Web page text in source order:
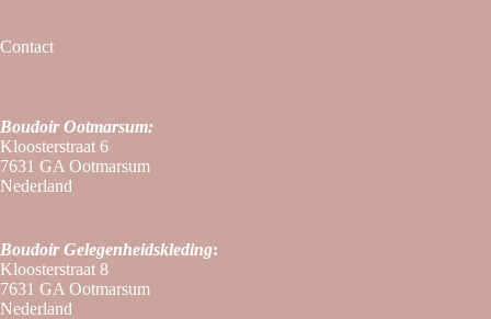
Contact
Boudoir Ootmarsum:
Kloosterstraat 6
7631 GA Ootmarsum
Nederland
Boudoir Gelegenheidskleding:
Kloosterstraat 8
7631 GA Ootmarsum
Nederland